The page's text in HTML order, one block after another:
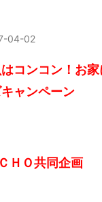
04-02
コンコン！お
ャンペーン
ＨＯ共同企画